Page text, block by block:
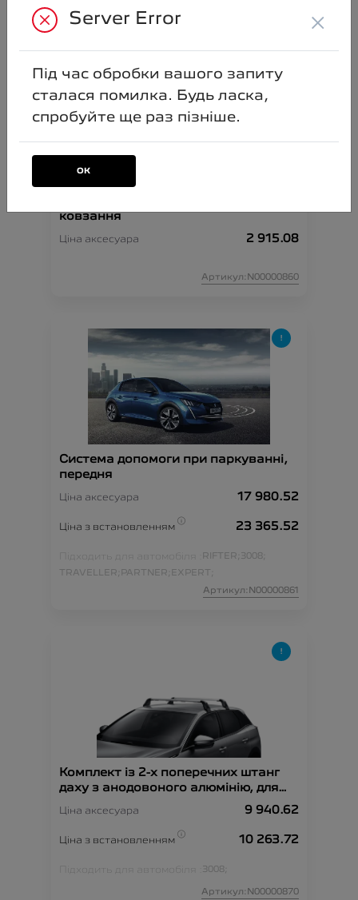
ковзання
Ціна аксесуара 2 915.08
Артикул:N00000860
Система допомоги при паркуванні,
передня
Ціна аксесуара 17 980.52
Ціна з встановленням 23 365.52
Підходить для автомобіля : RIFTER; 3008;
TRAVELLER; PARTNER; EXPERT;
Артикул:N00000861
Комплект із 2-х поперечних штанг
даху з анодовоного алюмінію, для
автомобілів, без поздовжніх штанг
Ціна аксесуара 9 940.62
Ціна з встановленням 10 263.72
Підходить для автомобіля : 3008;
Артикул:N00000870
Server Error ×
Під час обробки вашого запиту
сталася помилка. Будь ласка,
спробуйте ще раз пізніше.
ОК